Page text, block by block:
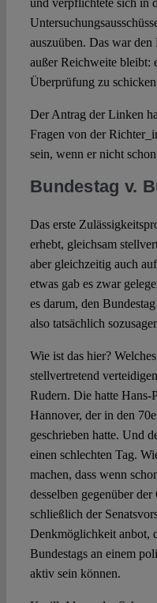
auszuüben. Das war
außer Reichweite bleibt:
Überprüfung zu
Der Antrag der Linken
Fragen von der
sein, wenn er nicht
Bundestag v.
Das erste
erhebt, gleichsam
aber gleichzeitig auch
etwas gab es zwar
es darum, den
also tatsächlich
Wie ist das hier?
stellvertretend
Rudern. Die hatte Hans-
Hannover, der in den
geschrieben hatte. Und
einen schlechten Tag.
machen, dass wenn
desselben gegenüber
schließlich der
Denkmöglichkeit anbot,
Bundestags an einem
aktiv sein können.